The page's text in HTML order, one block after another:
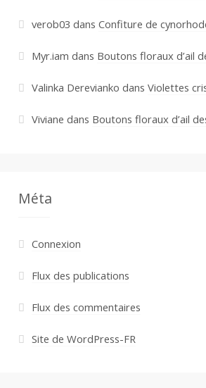
verob03 dans Confiture de
Myr.iam dans Boutons floraux d’ail
Valinka Derevianko dans Violettes
Viviane dans Boutons floraux d’ail
Méta
Connexion
Flux des publications
Flux des commentaires
Site de WordPress-FR